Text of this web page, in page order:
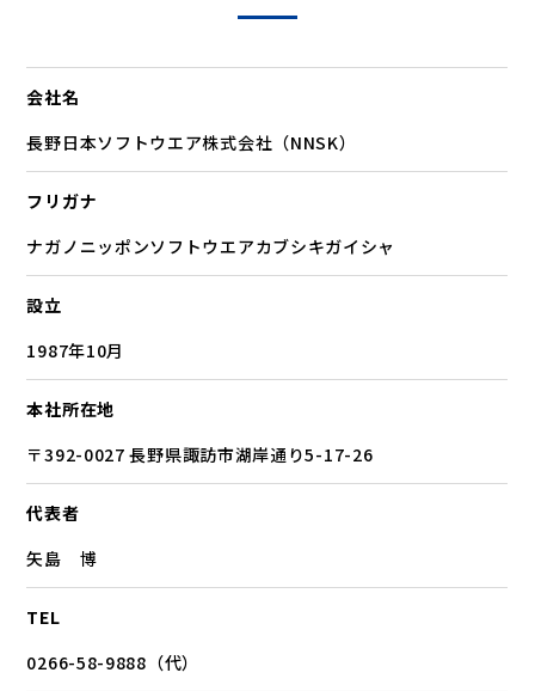
会社名
長野日本ソフトウエア株式会社（NNSK）
フリガナ
ナガノニッポンソフトウエアカブシキガイシャ
設立
1987年10月
本社所在地
〒392-0027 長野県諏訪市湖岸通り5-17-26
代表者
矢島 博
TEL
0266-58-9888（代）